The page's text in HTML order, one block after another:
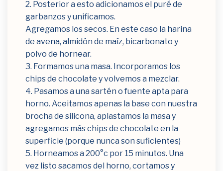
2. Posterior a esto adicionamos el puré de
garbanzos y unificamos.⁣
Agregamos los secos. En este caso la harina
de avena, almidón de maíz, bicarbonato y
polvo de hornear.⁣
3. Formamos una masa. Incorporamos los
chips de chocolate y volvemos a mezclar.⁣
4. Pasamos a una sartén o fuente apta para
horno. Aceitamos apenas la base con nuestra
brocha de silicona, aplastamos la masa y
agregamos más chips de chocolate en la
superficie (porque nunca son suficientes)⁣
5. Horneamos a 200°c por 15 minutos. Una
vez listo sacamos del horno, cortamos y